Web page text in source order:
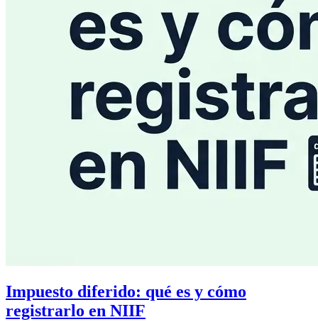
Impuesto diferido: qué es y cómo
registrarlo en NIIF